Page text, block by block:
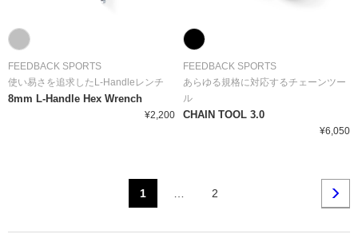
FEEDBACK SPORTS
使い易さを追求したL-Handleレンチ
8mm L-Handle Hex Wrench
¥2,200
FEEDBACK SPORTS
あらゆる規格に対応するチェーンツー
ル
CHAIN TOOL 3.0
¥6,050
1 2